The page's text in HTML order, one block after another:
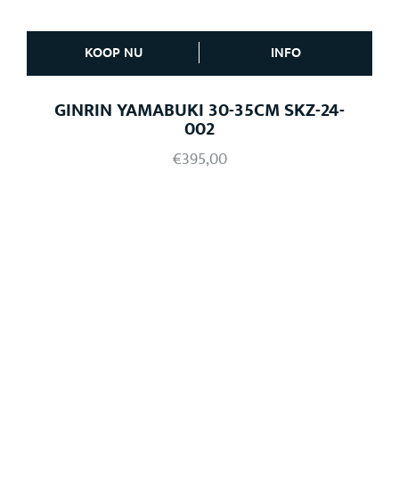
KOOP NU INFO
GINRIN YAMABUKI 30-35CM SKZ-24-
002
€395,00